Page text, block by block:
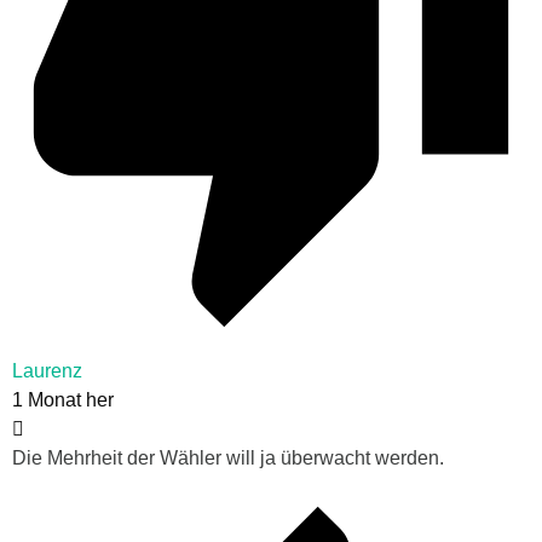
Laurenz
1 Monat her
Die Mehrheit der Wähler will ja überwacht werden.